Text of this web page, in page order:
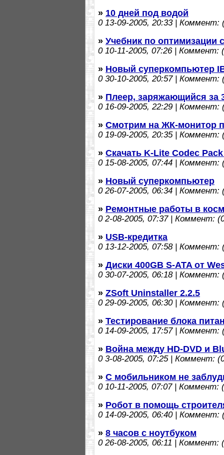
» 10 дней под водой
013-09-2005, 20:33 | Коммент:
» Учебник по оптимизации
010-11-2005, 07:26 | Коммент:
» Новый суперкомпьютер
030-10-2005, 20:57 | Коммент:
» Плеер, заряжающийся за
016-09-2005, 22:29 | Коммент:
» Смотрим на ЖК-монитор
019-09-2005, 20:35 | Коммент:
» Скачать K-Lite Codec
015-08-2005, 07:44 | Коммент:
» Новый суперкомпьютер
026-07-2005, 06:34 | Коммент:
» Ремонтные работы в
02-08-2005, 07:37 | Коммент:
» USB-кредитка
013-12-2005, 07:58 | Коммент:
» Диски 400GB S-ATA от
030-07-2005, 06:18 | Коммент:
» ZSoft Uninstaller 2.2.5
029-09-2005, 06:30 | Коммент:
» Тестирование блока
014-09-2005, 17:57 | Коммент:
» Война между HD-DVD и
03-08-2005, 07:25 | Коммент:
» С мобильником не
010-11-2005, 07:07 | Коммент:
» Робот в помощь
014-09-2005, 06:40 | Коммент:
» 8 часов с ноутбуком
026-08-2005, 06:11 | Коммент: